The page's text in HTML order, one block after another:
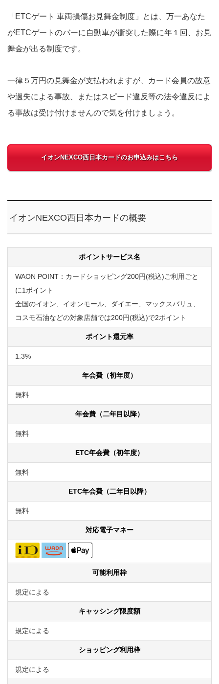
「ETCゲート 車両損傷お見舞金制度」とは、万一あなた
がETCゲートのバーに自動車が衝突した際に年１回、お見
舞金が出る制度です。
一律５万円の見舞金が支払われますが、カード会員の故意
や過失による事故、またはスピード違反等の法令違反によ
る事故は受け付けませんので気を付けましょう。
イオンNEXCO西日本カードのお申込みはこちら
イオンNEXCO西日本カードの概要
ポイントサービス名
WAON POINT：カードショッピング200円(税込)ご利用ごと
に1ポイント
全国のイオン、イオンモール、ダイエー、マックスバリュ、
コスモ石油などの対象店舗では200円(税込)で2ポイント
ポイント還元率
1.3%
年会費（初年度）
無料
年会費（二年目以降）
無料
ETC年会費（初年度）
無料
ETC年会費（二年目以降）
無料
対応電子マネー
可能利用枠
規定による
キャッシング限度額
規定による
ショッピング利用枠
規定による